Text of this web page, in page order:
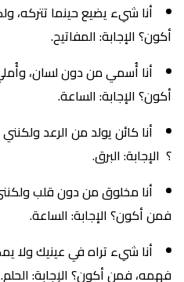
أنا شيء يضيع حينما تتركه،
أكون؟ الإجابة: المفاتيح.
أنا أُسمي من دون لسان،
أكون؟ الإجابة: الساعة.
أنا كائن يولد من الرعد
؟ الإجابة: البرق.
أنا مخلوق من دون قلب
فمن أكون؟ الإجابة: الساعة.
أنا شيء تراه في عينيك ولا
فهمه، فمن أكون؟ الإجابة: الحلم.